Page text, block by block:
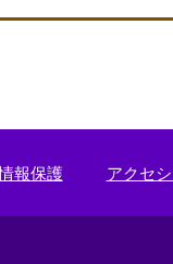
報保護 アクセ